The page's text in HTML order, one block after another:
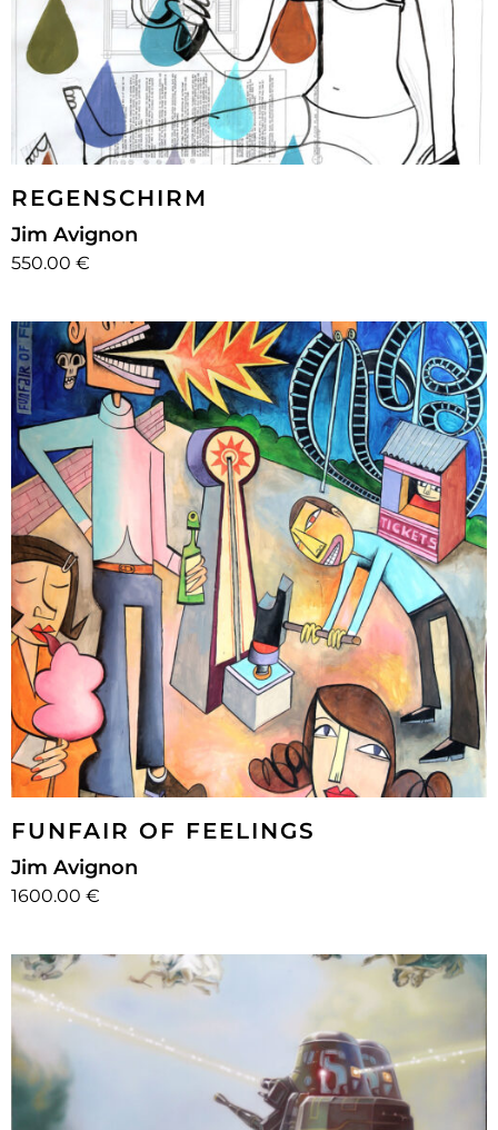
REGENSCHIRM
Jim Avignon
550.00 €
FUNFAIR OF FEELINGS
Jim Avignon
1600.00 €